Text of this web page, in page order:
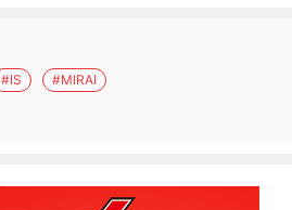
#IS #MIRAI